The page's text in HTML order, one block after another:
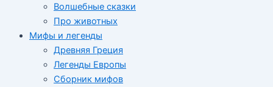
Волшебные сказки
Про животных
Мифы и легенды
Древняя Греция
Легенды Европы
Сборник мифов